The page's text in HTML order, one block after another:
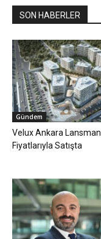
SON HABERLER
Gündem
Velux Ankara Lansman
Fiyatlarıyla Satışta